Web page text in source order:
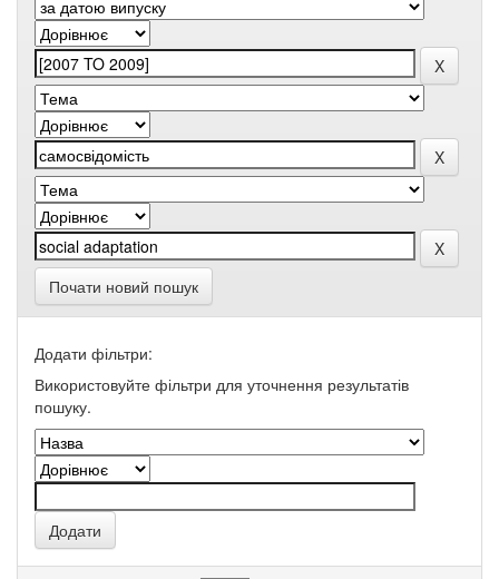
Почати новий пошук
Додати фільтри:
Використовуйте фільтри для уточнення результатів
пошуку.